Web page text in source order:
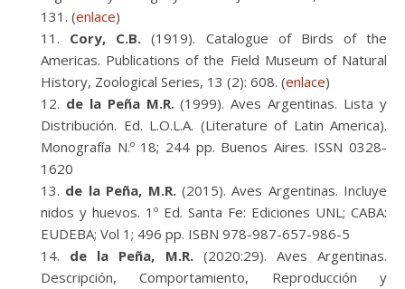
131. (enlace)
Cory, C.B. (1919). Catalogue of Birds of the
Americas. Publications of the Field Museum of Natural
History, Zoological Series, 13 (2): 608. (enlace)
de la Peña M.R.(1999). Aves Argentinas. Lista y
Distribución. Ed. L.O.L.A. (Literature of Latin America).
Monografía N.º 18; 244 pp. Buenos Aires. ISSN 0328-
1620
de la Peña, M.R.(2015). Aves Argentinas. Incluye
nidos y huevos. 1º Ed. Santa Fe: Ediciones UNL; CABA:
EUDEBA; Vol 1; 496 pp. ISBN 978-987-657-986-5
de la Peña, M.R.(2020:29). Aves Argentinas.
Descripción, Comportamiento, Reproducción y